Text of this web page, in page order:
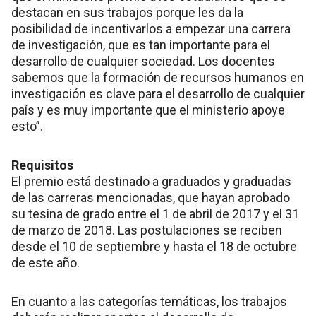
destacan en sus trabajos porque les da la
posibilidad de incentivarlos a empezar una carrera
de investigación, que es tan importante para el
desarrollo de cualquier sociedad. Los docentes
sabemos que la formación de recursos humanos en
investigación es clave para el desarrollo de cualquier
país y es muy importante que el ministerio apoye
esto”.
Requisitos
El premio está destinado a graduados y graduadas
de las carreras mencionadas, que hayan aprobado
su tesina de grado entre el 1 de abril de 2017 y el 31
de marzo de 2018. Las postulaciones se reciben
desde el 10 de septiembre y hasta el 18 de octubre
de este año.
En cuanto a las categorías temáticas, los trabajos